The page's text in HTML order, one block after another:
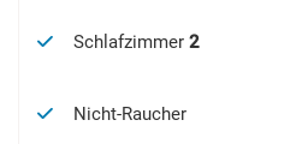
Schlafzimmer 2
Nicht-Raucher